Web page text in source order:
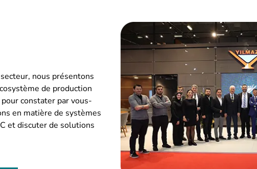
nous présentons
de production
constater par vous-
en matière de systèmes
et discuter de solutions